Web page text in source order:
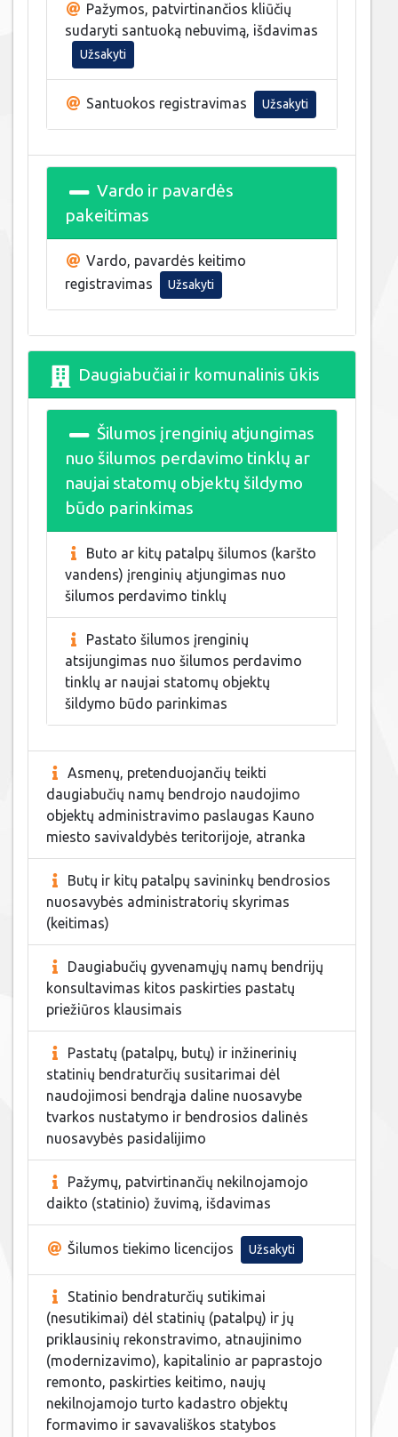
Pažymos, patvirtinančios kliūčių
sudaryti santuoką nebuvimą, išdavimas
Užsakyti
Santuokos registravimas Užsakyti
Vardo ir pavardės
pakeitimas
Vardo, pavardės keitimo
registravimas
Užsakyti
Daugiabučiai ir komunalinis ūkis
Šilumos įrenginių atjungimas
nuo šilumos perdavimo tinklų ar
naujai statomų objektų šildymo
būdo parinkimas
Buto ar kitų patalpų šilumos (karšto
vandens) įrenginių atjungimas nuo
šilumos perdavimo tinklų
Pastato šilumos įrenginių
atsijungimas nuo šilumos perdavimo
tinklų ar naujai statomų objektų
šildymo būdo parinkimas
Asmenų, pretenduojančių teikti
daugiabučių namų bendrojo naudojimo
objektų administravimo paslaugas Kauno
miesto savivaldybės teritorijoje, atranka
Butų ir kitų patalpų savininkų bendrosios
nuosavybės administratorių skyrimas
(keitimas)
Daugiabučių gyvenamųjų namų bendrijų
konsultavimas kitos paskirties pastatų
priežiūros klausimais
Pastatų (patalpų, butų) ir inžinerinių
statinių bendraturčių susitarimai dėl
naudojimosi bendrąja daline nuosavybe
tvarkos nustatymo ir bendrosios dalinės
nuosavybės pasidalijimo
Pažymų, patvirtinančių nekilnojamojo
daikto (statinio) žuvimą, išdavimas
Šilumos tiekimo licencijos Užsakyti
Statinio bendraturčių sutikimai
(nesutikimai) dėl statinių (patalpų) ir jų
priklausinių rekonstravimo, atnaujinimo
(modernizavimo), kapitalinio ar paprastojo
remonto, paskirties keitimo, naujų
nekilnojamojo turto kadastro objektų
formavimo ir savavališkos statybos